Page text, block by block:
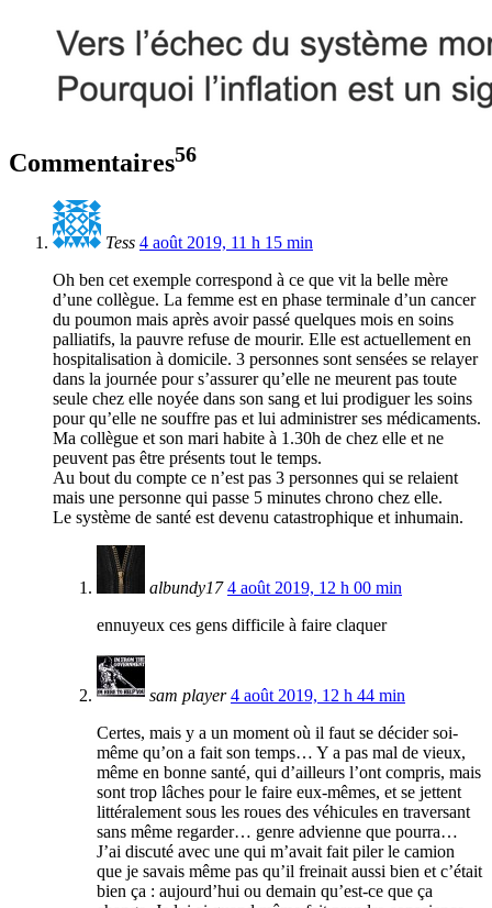
Commentaires56
Tess 4 août 2019, 11 h 15 min
Oh ben cet exemple correspond à ce que vit la belle mère
d’une collègue. La femme est en phase terminale d’un cancer
du poumon mais après avoir passé quelques mois en soins
palliatifs, la pauvre refuse de mourir. Elle est actuellement en
hospitalisation à domicile. 3 personnes sont sensées se relayer
dans la journée pour s’assurer qu’elle ne meurent pas toute
seule chez elle noyée dans son sang et lui prodiguer les soins
pour qu’elle ne souffre pas et lui administrer ses médicaments.
Ma collègue et son mari habite à 1.30h de chez elle et ne
peuvent pas être présents tout le temps.
Au bout du compte ce n’est pas 3 personnes qui se relaient
mais une personne qui passe 5 minutes chrono chez elle.
Le système de santé est devenu catastrophique et inhumain.
albundy17 4 août 2019, 12 h 00 min
ennuyeux ces gens difficile à faire claquer
sam player 4 août 2019, 12 h 44 min
Certes, mais y a un moment où il faut se décider soi-
même qu’on a fait son temps… Y a pas mal de vieux,
même en bonne santé, qui d’ailleurs l’ont compris, mais
sont trop lâches pour le faire eux-mêmes, et se jettent
littéralement sous les roues des véhicules en traversant
sans même regarder… genre advienne que pourra…
J’ai discuté avec une qui m’avait fait piler le camion
que je savais même pas qu’il freinait aussi bien et c’était
bien ça : aujourd’hui ou demain qu’est-ce que ça